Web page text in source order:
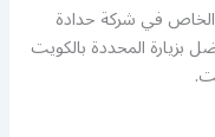
في شركة حدادة
بزيارة المحددة بالكويت